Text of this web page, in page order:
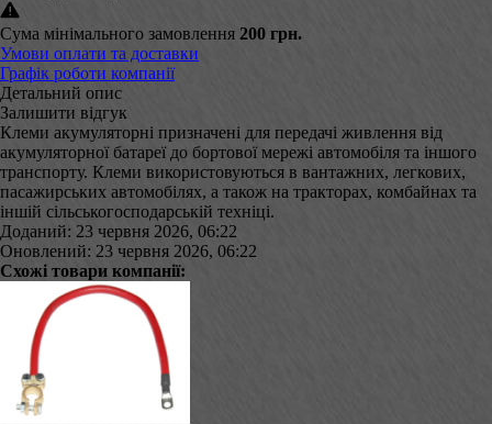
Сума мінімального замовлення 200 грн.
Умови оплати та доставки
Графік роботи компанії
Детальний опис
Залишити відгук
Клеми акумуляторні призначені для передачі живлення від
акумуляторної батареї до бортової мережі автомобіля та іншого
транспорту. Клеми використовуються в вантажних, легкових,
пасажирських автомобілях, а також на тракторах, комбайнах та
іншій сільськогосподарській техніці.
Доданий: 23 червня 2026, 06:22
Оновлений: 23 червня 2026, 06:22
Схожі товари компанії: